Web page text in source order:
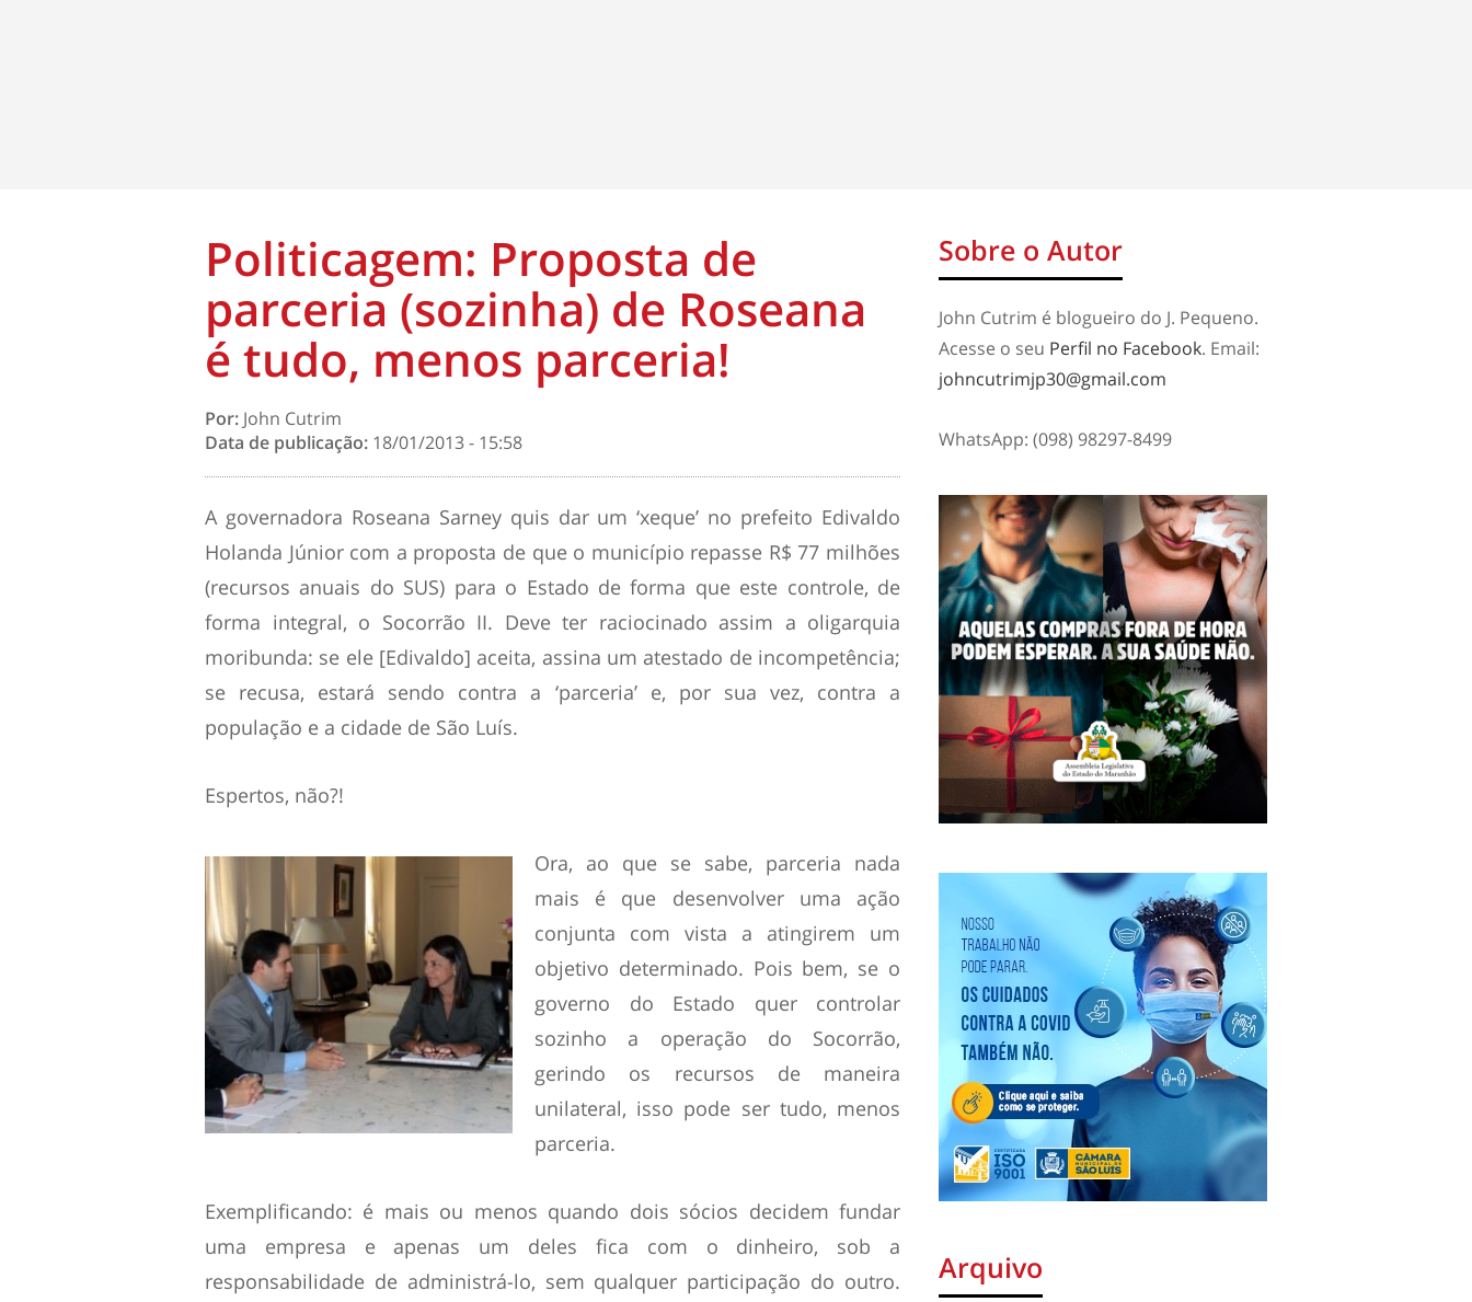
Politicagem: Proposta de
parceria (sozinha) de Roseana
é tudo, menos parceria!
Por: John Cutrim
Data de publicação: 18/01/2013 - 15:58
A governadora Roseana Sarney quis dar um ‘xeque’ no prefeito Edivaldo
Holanda Júnior com a proposta de que o município repasse R$ 77 milhões
(recursos anuais do SUS) para o Estado de forma que este controle, de
forma integral, o Socorrão II. Deve ter raciocinado assim a oligarquia
moribunda: se ele [Edivaldo] aceita, assina um atestado de incompetência;
se recusa, estará sendo contra a ‘parceria’ e, por sua vez, contra a
população e a cidade de São Luís.
Espertos, não?!
Ora, ao que se sabe, parceria nada
mais é que desenvolver uma ação
conjunta com vista a atingirem um
objetivo determinado. Pois bem, se o
governo do Estado quer controlar
sozinho a operação do Socorrão,
gerindo os recursos de maneira
unilateral, isso pode ser tudo, menos
parceria.
Exemplificando: é mais ou menos quando dois sócios decidem fundar
uma empresa e apenas um deles fica com o dinheiro, sob a
responsabilidade de administrá-lo, sem qualquer participação do outro.
Sobre o Autor
John Cutrim é blogueiro do J. Pequeno.
Acesse o seu Perfil no Facebook. Email:
johncutrimjp30@gmail.com
WhatsApp: (098) 98297-8499
Arquivo